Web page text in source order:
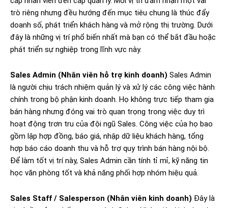
trò riêng nhưng đều hướng đến mục tiêu chung là thúc đẩy
doanh số, phát triển khách hàng và mở rộng thị trường. Dưới
đây là những vị trí phổ biến nhất mà bạn có thể bắt đầu hoặc
phát triển sự nghiệp trong lĩnh vực này.
Sales Admin (Nhân viên hỗ trợ kinh doanh) Sales Admin
là người chịu trách nhiệm quản lý và xử lý các công việc hành
chính trong bộ phận kinh doanh. Họ không trực tiếp tham gia
bán hàng nhưng đóng vai trò quan trọng trong việc duy trì
hoạt động trơn tru của đội ngũ Sales. Công việc của họ bao
gồm lập hợp đồng, báo giá, nhập dữ liệu khách hàng, tổng
hợp báo cáo doanh thu và hỗ trợ quy trình bán hàng nội bộ.
Để làm tốt vị trí này, Sales Admin cần tính tỉ mỉ, kỹ năng tin
học văn phòng tốt và khả năng phối hợp nhóm hiệu quả.
Sales Staff / Salesperson (Nhân viên kinh doanh) Đây là